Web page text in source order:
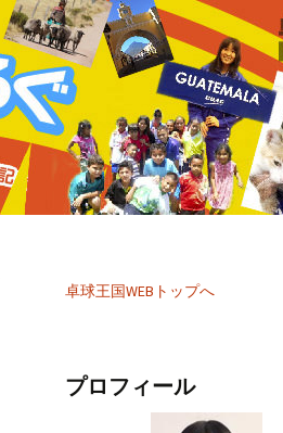
卓球王国WEBトップへ
プロフィール